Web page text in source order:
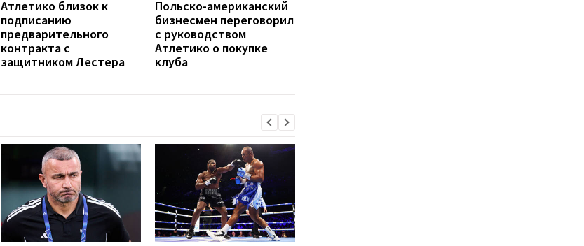
Атлетико близок к
подписанию
предварительного
контракта с
защитником Лестера
Польско-американский
бизнесмен переговорил
с руководством
Атлетико о покупке
клуба